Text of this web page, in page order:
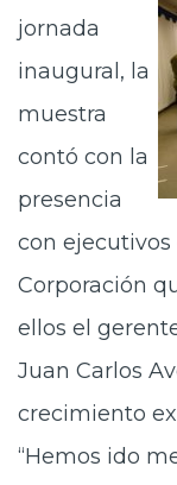
jornada
inaugural, la
muestra
contó con la
presencia
con
Corporación
ellos el
Juan Carlos
crecimiento
“Hemos ido